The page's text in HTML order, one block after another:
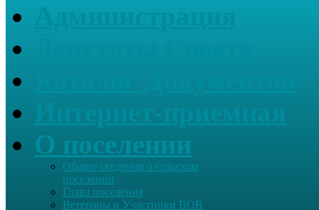
О поселении
Общие сведения о сельском
поселении
Глава поселения
Ветераны и Участники ВОВ